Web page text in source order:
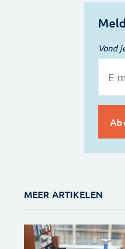
Vond
MEER ARTIKELEN